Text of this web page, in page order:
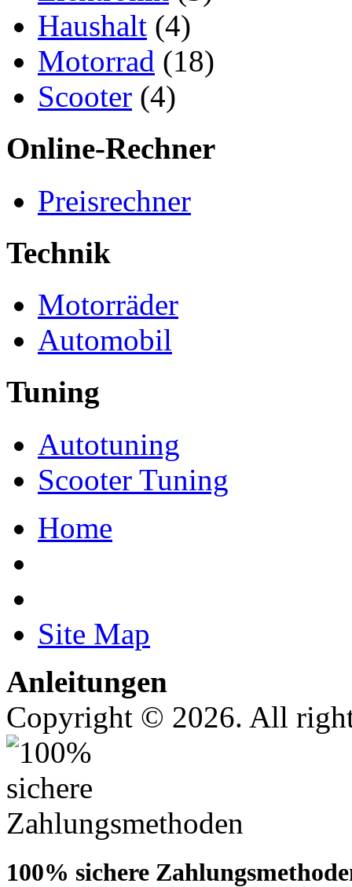
Haushalt (4)
Motorrad (18)
Scooter (4)
Online-Rechner
Preisrechner
Technik
Motorräder
Automobil
Tuning
Autotuning
Scooter Tuning
Home
Site Map
Anleitungen
Copyright © 2026. All
100% sichere